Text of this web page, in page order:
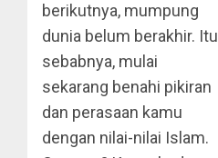
berikutnya, mumpung
dunia belum berakhir. Itu
sebabnya, mulai
sekarang benahi pikiran
dan perasaan kamu
dengan nilai-nilai Islam.